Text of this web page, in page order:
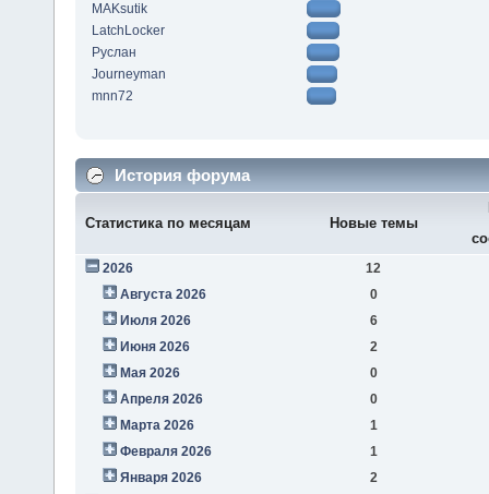
MAKsutik
LatchLocker
Руслан
Journeyman
mnn72
История форума
Статистика по месяцам Новые темы
2026
12
Августа 2026
0
Июля 2026
6
Июня 2026
2
Мая 2026
0
Апреля 2026
0
Марта 2026
1
Февраля 2026
1
Января 2026
2